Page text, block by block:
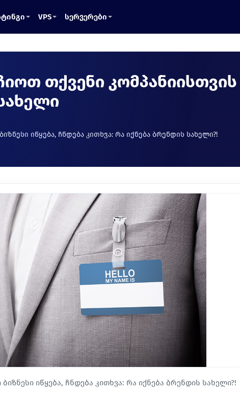
VPS სერვერები
თქვენი კომპანიისთვის
იწყება, ჩნდება კითხვა: რა იქნება ბრენდის სახელი?!
იწყება, ჩნდება კითხვა: რა იქნება ბრენდის სახელი?!